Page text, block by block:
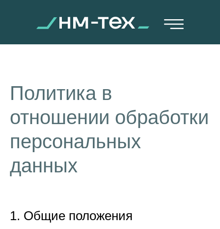
Политика в
отношении обработки
персональных
данных
1. Общие положения